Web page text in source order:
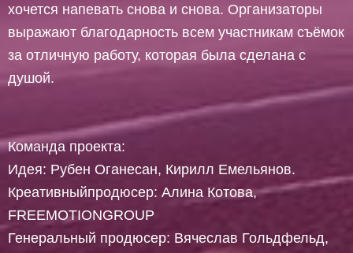
хочется напевать снова и снова. Организаторы
выражают благодарность всем участникам съёмок
за отличную работу, которая была сделана с
душой.
Команда проекта:
Идея: Рубен Оганесан, Кирилл Емельянов.
Креативныйпродюсер: Алина Котова,
FREEMOTIONGROUP
Генеральный продюсер: Вячеслав Гольдфельд,